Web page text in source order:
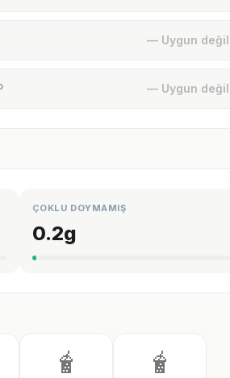
— Uygun değil
— Uygun değil
ÇOKLU DOYMAMIŞ
0.2g
🧋 🧋